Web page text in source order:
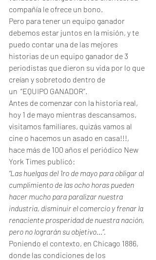
compañía le ofrece un bono.
Pero para tener un equipo ganador
debemos estar juntos en la misión, y te
puedo contar una de las mejores
historias de un equipo ganador de 3
periodistas que dieron su vida por lo que
creían y sobretodo dentro de
un  “EQUIPO GANADOR”.
Antes de comenzar con la historia real,
hoy 1 de mayo mientras descansamos,
visitamos familiares, quizás vamos al
cine o hacemos un asado en casa!!!,
hace más de 100 años el periódico New
York Times publicó:
“Las huelgas del 1ro de mayo para obligar al
cumplimiento de las ocho horas pueden
hacer mucho para paralizar nuestra
industria, disminuir el comercio y frenar la
renaciente prosperidad de nuestra nación,
pero no lograrán su objetivo...”.
Poniendo el contexto, en Chicago 1886,
donde las condiciones de los